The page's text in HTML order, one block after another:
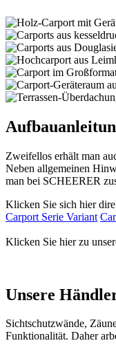
Zweifellos erhält man
Neben allgemeinen
man bei SCHEERER
Klicken Sie sich hier
Carport Serie Variant
Klicken Sie hier zu
Unsere
Sichtschutzwände,
Funktionalität. Daher